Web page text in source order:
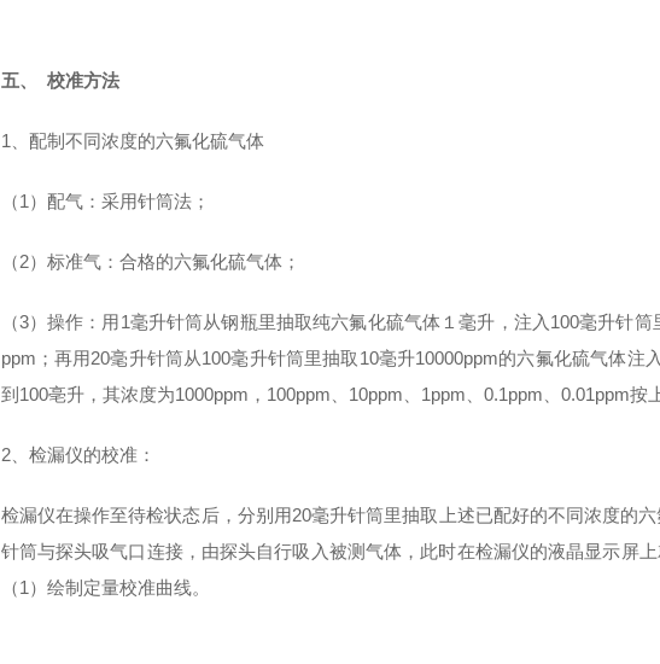
五、 校准方法
1 、配制不同浓度的六氟化硫气体
（1）配气：采用针筒法；
（2）标准气：合格的六氟化硫气体；
（3）操作：用1毫升针筒从钢瓶里抽取纯六氟化硫气体１毫升，注入100毫升针
ppm；再用20毫升针筒从100毫升针筒里抽取10毫升10000ppm的六氟化硫气体注
到100亳升，其浓度为1000ppm，100ppm、10ppm、1ppm、0.1ppm、0.01ppm按
2、检漏仪的校准：
检漏仪在操作至待检状态后，分别用20毫升针筒里抽取上述已配好的不同浓度的
针筒与探头吸气口连接，由探头自行吸入被测气体，此时在检漏仪的液晶显示屏
（1）绘制定量校准曲线。